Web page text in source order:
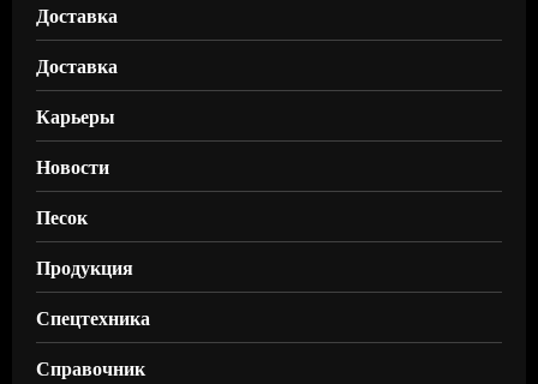
Доставка
Доставка
Карьеры
Новости
Песок
Продукция
Спецтехника
Справочник